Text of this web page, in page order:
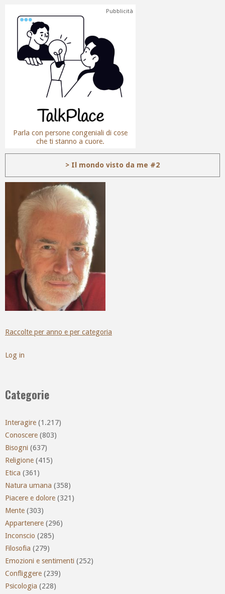
Pubblicità
Parla con persone congeniali di cose
che ti stanno a cuore.
> Il mondo visto da me #2
Raccolte per anno e per categoria
Log in
Categorie
Interagire (1.217)
Conoscere (803)
Bisogni (637)
Religione (415)
Etica (361)
Natura umana (358)
Piacere e dolore (321)
Mente (303)
Appartenere (296)
Inconscio (285)
Filosofia (279)
Emozioni e sentimenti (252)
Confliggere (239)
Psicologia (228)